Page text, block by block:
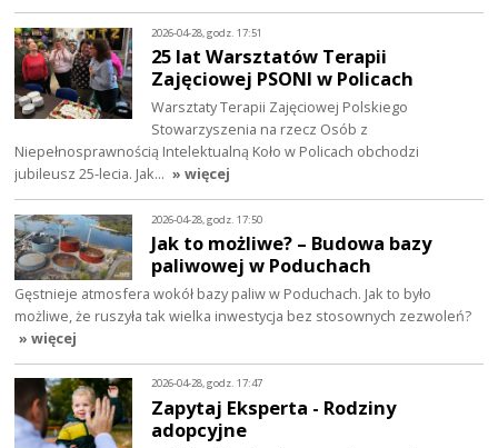
2026-04-28, godz. 17:51
25 lat Warsztatów Terapii
Zajęciowej PSONI w Policach
Warsztaty Terapii Zajęciowej Polskiego
Stowarzyszenia na rzecz Osób z
Niepełnosprawnością Intelektualną Koło w Policach obchodzi
jubileusz 25-lecia. Jak… » więcej
2026-04-28, godz. 17:50
Jak to możliwe? – Budowa bazy
paliwowej w Poduchach
Gęstnieje atmosfera wokół bazy paliw w Poduchach. Jak to było
możliwe, że ruszyła tak wielka inwestycja bez stosownych zezwoleń?
» więcej
2026-04-28, godz. 17:47
Zapytaj Eksperta - Rodziny
adopcyjne